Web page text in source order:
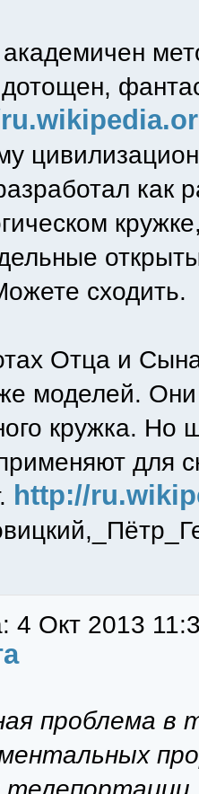
как
сходить.
Отца и
моделей.
кружка. Но
для
http://
4 Окт 2013
проблема в